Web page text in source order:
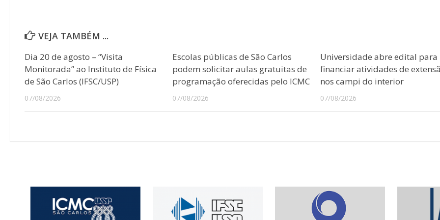
VEJA TAMBÉM ...
Dia 20 de agosto – “Visita
Monitorada” ao Instituto de Física
de São Carlos (IFSC/USP)
07/08/2026
Escolas públicas de São Carlos
podem solicitar aulas gratuitas de
programação oferecidas pelo ICMC
07/08/2026
Universidade abre edital para
financiar atividades de
nos campi do interior
07/08/2026